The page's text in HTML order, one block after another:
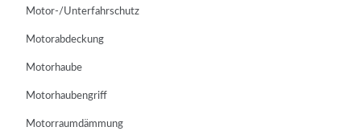
Motor-/Unterfahrschutz
Motorabdeckung
Motorhaube
Motorhaubengriff
Motorraumdämmung